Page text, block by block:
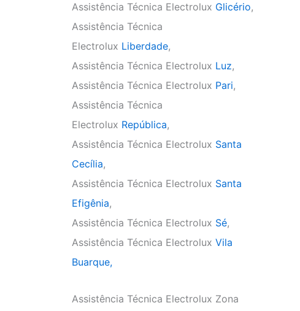
Assistência Técnica Electrolux Glicério,
Assistência Técnica
Electrolux Liberdade,
Assistência Técnica Electrolux Luz,
Assistência Técnica Electrolux Pari,
Assistência Técnica
Electrolux República,
Assistência Técnica Electrolux Santa
Cecília,
Assistência Técnica Electrolux Santa
Efigênia,
Assistência Técnica Electrolux Sé,
Assistência Técnica Electrolux Vila
Buarque,
Assistência Técnica Electrolux Zona